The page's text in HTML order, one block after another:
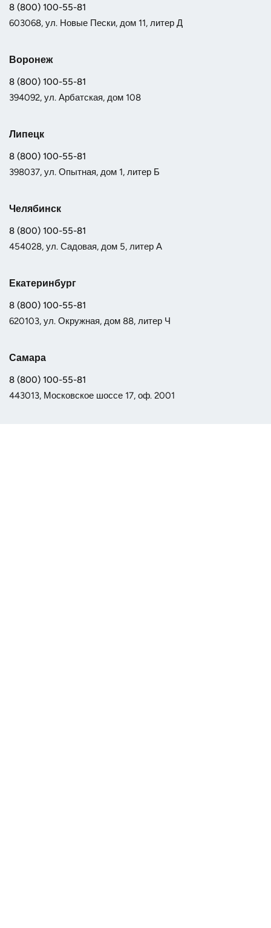
8 (800) 100-55-81
603068, ул. Новые Пески, дом 11, литер Д
Воронеж
8 (800) 100-55-81
394092, ул. Арбатская, дом 108
Липецк
8 (800) 100-55-81
398037, ул. Опытная, дом 1, литер Б
Челябинск
8 (800) 100-55-81
454028, ул. Садовая, дом 5, литер А
Екатеринбург
8 (800) 100-55-81
620103, ул. Окружная, дом 88, литер Ч
Самара
8 (800) 100-55-81
443013, Московское шоссе 17, оф. 2001